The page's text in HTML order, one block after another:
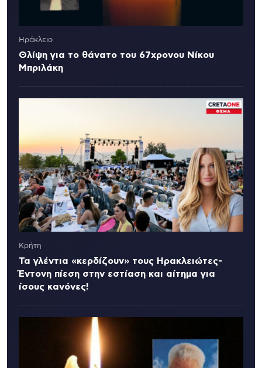
Ηράκλειο
Θλίψη για το θάνατο του 67χρονου Νίκου
Μπριλάκη
Κρήτη
Τα γλέντια «κερδίζουν» τους Ηρακλειώτες-
Έντονη πίεση στην εστίαση και αίτημα για
ίσους κανόνες!